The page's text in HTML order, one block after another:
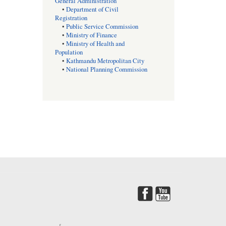
• Department of Civil
Registration
• Public Service Commission
• Ministry of Finance
• Ministry of Health and
Population
• Kathmandu Metropolitan City
• National Planning Commission